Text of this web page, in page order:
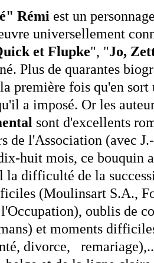
Rémi est un
universellement
et Flupke", "Jo,
Plus de quarantes
première fois qu'en sort
a imposé. Or les
sont d'excellents
de l'Association (avec
huit mois, ce bouquin
la difficulté de la
(Moulinsart S.A.,
oublis de
et moments
divorce,